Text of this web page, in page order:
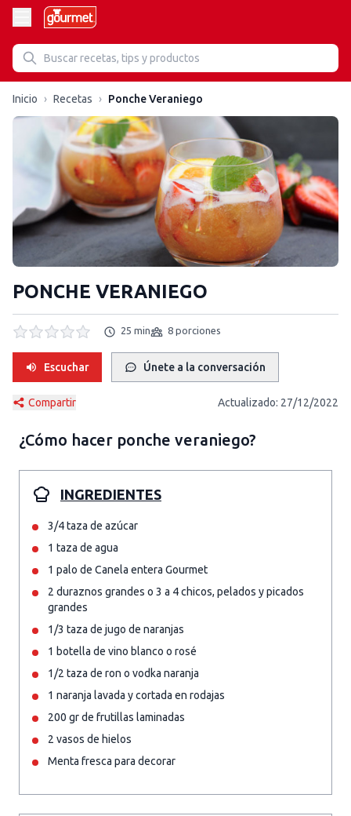
Inicio › Recetas › Ponche Veraniego
PONCHE VERANIEGO
25 min 8 porciones
Escuchar Únete a la conversación
Compartir Actualizado: 27/12/2022
¿Cómo hacer ponche veraniego?
INGREDIENTES
3/4 taza de azúcar
1 taza de agua
1 palo de Canela entera Gourmet
2 duraznos grandes o 3 a 4 chicos, pelados y picados
grandes
1/3 taza de jugo de naranjas
1 botella de vino blanco o rosé
1/2 taza de ron o vodka naranja
1 naranja lavada y cortada en rodajas
200 gr de frutillas laminadas
2 vasos de hielos
Menta fresca para decorar